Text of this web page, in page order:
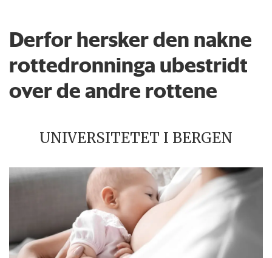
Derfor hersker den nakne
rottedronninga ubestridt
over de andre rottene
UNIVERSITETET I BERGEN